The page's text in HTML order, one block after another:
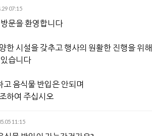
07:15
문을 환영합니다
한 시설을 갖추고 행사의 원활한 진행을 위해
습니다
음식물 반입은 안되며
하여 주십시오
11:15